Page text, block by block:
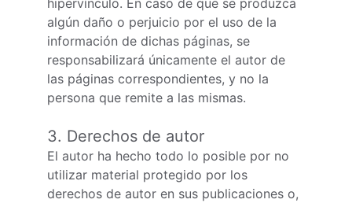
hipervínculo. En caso de que se produzca
algún daño o perjuicio por el uso de la
información de dichas páginas, se
responsabilizará únicamente el autor de
las páginas correspondientes, y no la
persona que remite a las mismas.
3. Derechos de autor
El autor ha hecho todo lo posible por no
utilizar material protegido por los
derechos de autor en sus publicaciones o,